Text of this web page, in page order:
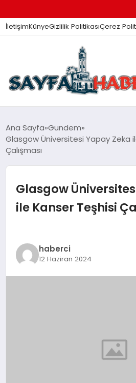
İletişimKünyeGizlilik PolitikasıÇerez
ANA SAYFA
GÜNDEM
İZMIR HABERLERI
EKONOMI
Ana Sayfa Gündem
Glasgow Üniversitesi Yapay Zeka
Çalışması
Glasgow
ile Kanser Teşhisi
haberci
12 Haziran 2024